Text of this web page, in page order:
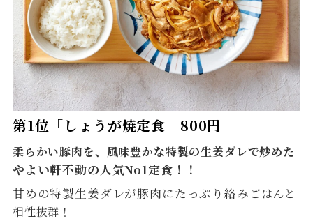
第1位「しょうが焼定食」800円
柔らかい豚肉を、風味豊かな特製の生姜ダレで炒めた
やよい軒不動の人気No1定食！！
甘めの特製生姜ダレが豚肉にたっぷり絡み ごはんと
相性抜群！